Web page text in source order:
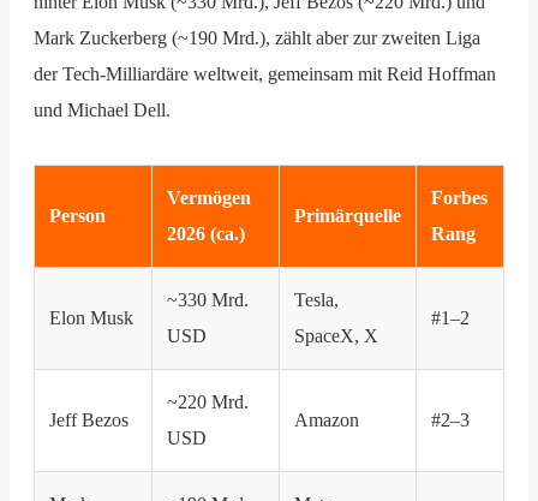
Mark Zuckerberg (~190 Mrd.), zählt aber zur zweiten Liga
der Tech-Milliardäre weltweit, gemeinsam mit Reid Hoffman
und Michael Dell.
Person
Vermögen
2026 (ca.)
Primärquelle
Forbes
Rang
Elon Musk
~330 Mrd.
USD
Tesla,
SpaceX, X
#1–2
Jeff Bezos
~220 Mrd.
USD
Amazon #2–3